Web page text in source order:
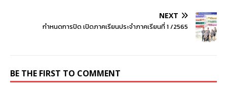
NEXT
กำหนดการปิด เปิดภาคเรียนประจำภาคเรียนที่ 1 /2565
BE THE FIRST TO COMMENT